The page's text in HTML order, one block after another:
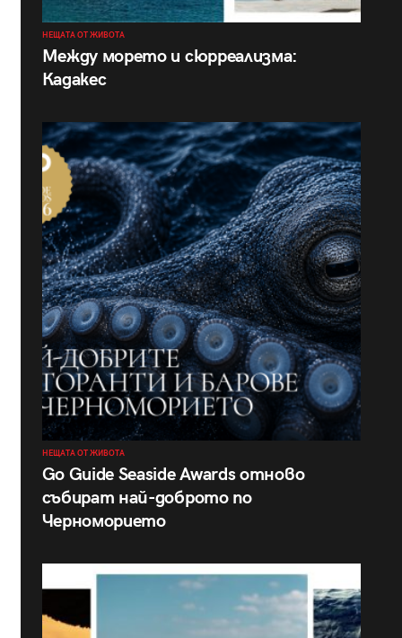
НЕЩАТА ОТ ЖИВОТА
Между морето и сюрреализма:
Кадакес
НЕЩАТА ОТ ЖИВОТА
Go Guide Seaside Awards отново
събират най-доброто по
Черноморието